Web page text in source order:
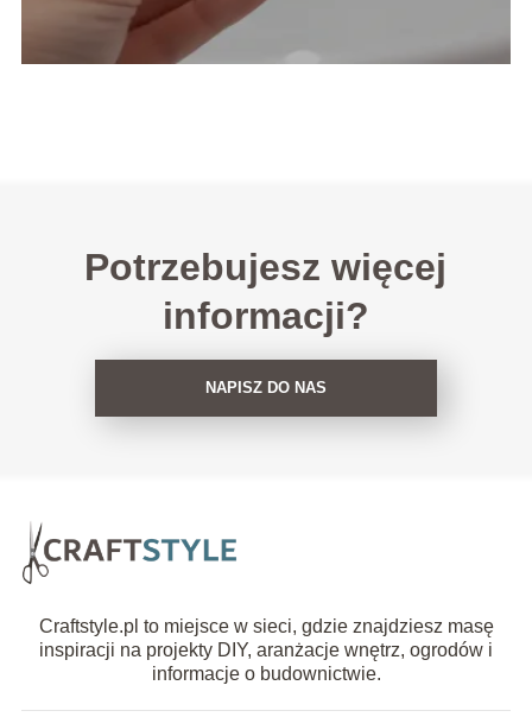
Potrzebujesz więcej
informacji?
NAPISZ DO NAS
Craftstyle.pl to miejsce w sieci, gdzie znajdziesz masę
inspiracji na projekty DIY, aranżacje wnętrz, ogrodów i
informacje o budownictwie.